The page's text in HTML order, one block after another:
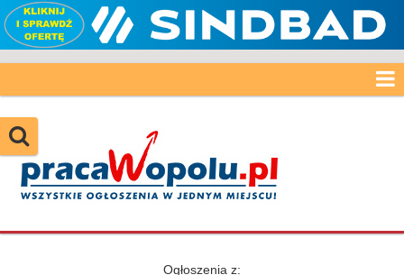
Ogłoszenia z: